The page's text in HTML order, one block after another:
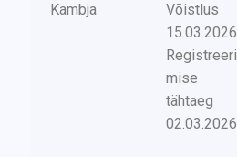
Kambja
Võistlus
15.03.2026
Registreeri
mise
tähtaeg
02.03.2026